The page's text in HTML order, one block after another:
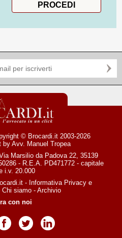
© Brocardi.it 2003-2026
by Avv. Manuel Tropea
Marsilio da Padova 22, 35139
- R.E.A. PD471772 - capitale
i.v. 20.000
- Informativa Privacye
Chi siamo - Archivio
con noi
Facebook
Pagina TwitterPagina LinkedIn